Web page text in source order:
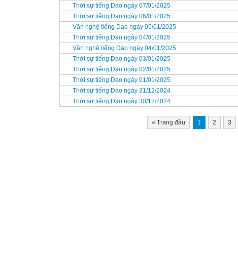
Thời sự tiếng Dao ngày 07/01/2025
Thời sự tiếng Dao ngày 06/01/2025
Văn nghệ tiếng Dao ngày 05/01/2025
Thời sự tiếng Dao ngày 04/01/2025
Văn nghệ tiếng Dao ngày 04/01/2025
Thời sự tiếng Dao ngày 03/01/2025
Thời sự tiếng Dao ngày 02/01/2025
Thời sự tiếng Dao ngày 01/01/2025
Thời sự tiếng Dao ngày 31/12/2024
Thời sự tiếng Dao ngày 30/12/2024
« Trang đầu 1 2 3